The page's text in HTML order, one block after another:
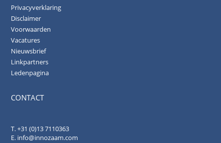
Privacyverklaring
Disclaimer
Voorwaarden
Vacatures
Nieuwsbrief
Linkpartners
Ledenpagina
CONTACT
T. +31 (0)13 7110363
E. info@innozaam.com